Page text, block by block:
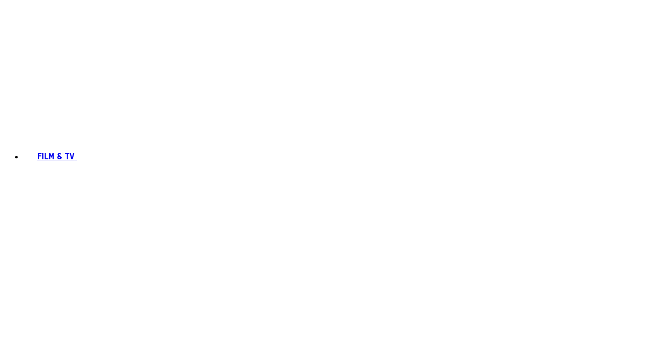
FILM & TV